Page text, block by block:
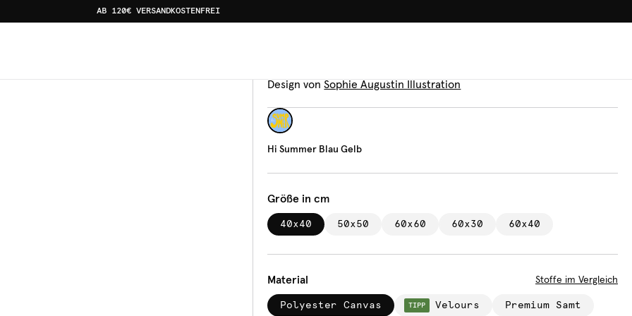
AB 120€ VERSANDKOSTENFREI
Kissen
Design von Sophie Augustin Illustration
Hi Summer Blau Gelb
Größe in cm
40x40 50x50 60x60 60x30 60x40
Material Stoffe im Vergleich
Polyester Canvas TIPP Velours Premium Samt